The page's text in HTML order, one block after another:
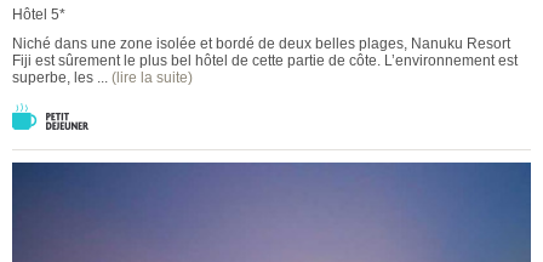
Hôtel 5*
Niché dans une zone isolée et bordé de deux belles plages, Nanuku Resort
Fiji est sûrement le plus bel hôtel de cette partie de côte. L’environnement est
superbe, les ... (lire la suite)